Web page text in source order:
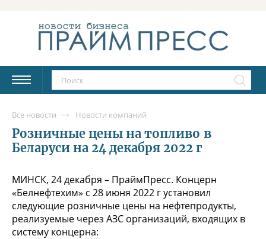
Все новости Новости компаний
Розничные цены на топливо в
Беларуси на 24 декабря 2022 г
МИНСК, 24 декабря – ПраймПресс. Концерн
«Белнефтехим» с 28 июня 2022 г установил
следующие розничные цены на нефтепродукты,
реализуемые через АЗС организаций, входящих в
систему концерна: